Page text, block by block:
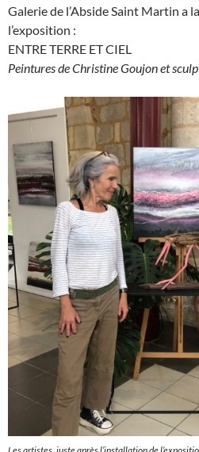
Galerie de l’Abside Saint Martin a
l’exposition :
ENTRE TERRE ET CIEL
Peintures de Christine Goujon et